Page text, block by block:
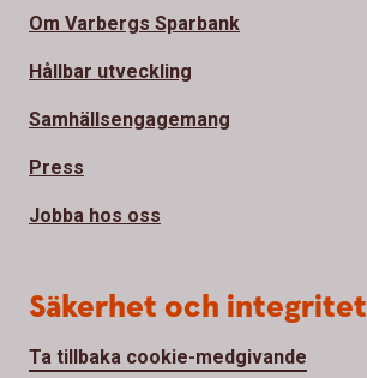
Om Varbergs Sparbank
Hållbar utveckling
Samhällsengagemang
Press
Jobba hos oss
Säkerhet och integritet
Ta tillbaka cookie-medgivande